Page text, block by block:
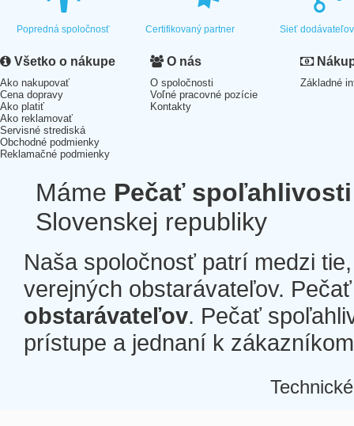
Popredná spoločnosť Certifikovaný partner Sieť dodávateľov
Všetko o nákupe
Ako nakupovať
Cena dopravy
Ako platiť
Ako reklamovať
Servisné strediská
Obchodné podmienky
Reklamačné podmienky
O nás
O spoločnosti
Voľné pracovné pozície
Kontakty
Základné
Máme Pečať spoľahlivosti
Slovenskej republiky
Naša spoločnosť patrí medzi
verejných obstarávateľov.
obstarávateľov. Pečať
prístupe a jednaní k